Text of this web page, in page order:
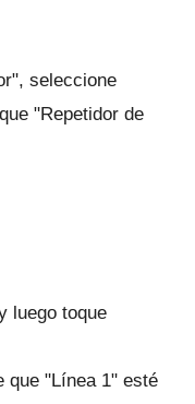
seleccione
"Repetidor de
luego toque
que "Línea 1" esté